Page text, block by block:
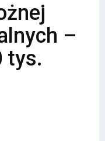
–
tys.